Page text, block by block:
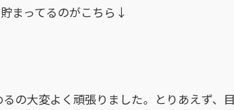
まってるのがこちら↓
の大変よく頑張りました。とりあえず、